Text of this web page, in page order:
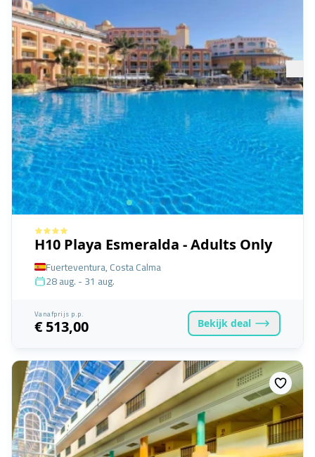
H10 Playa Esmeralda - Adults Only
Fuerteventura, Costa Calma
28 aug. - 31 aug.
Vanafprijs p.p.
€ 513,00 Bekijk deal